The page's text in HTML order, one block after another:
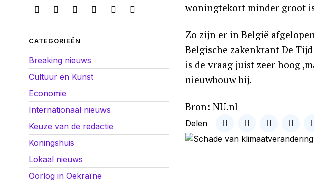
woningtekort minder groot
Zo zijn er in België
Belgische zakenkrant De
is de vraag juist zeer hoog
nieuwbouw bij.
Bron: NU.nl
Delen
CATEGORIEËN
Breaking nieuws
Cultuur en Kunst
Economie
Internationaal nieuws
Keuze van de redactie
Koningshuis
Lokaal nieuws
Oorlog in Oekraïne